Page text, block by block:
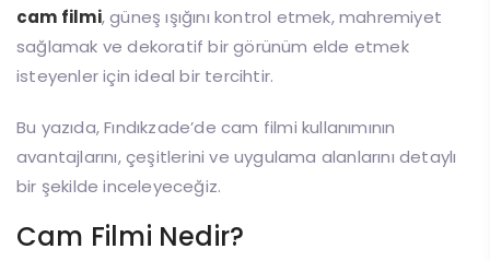
cam filmi, güneş ışığını kontrol etmek, mahremiyet
sağlamak ve dekoratif bir görünüm elde etmek
isteyenler için ideal bir tercihtir.
Bu yazıda, Fındıkzade’de cam filmi kullanımının
avantajlarını, çeşitlerini ve uygulama alanlarını detaylı
bir şekilde inceleyeceğiz.
Cam Filmi Nedir?